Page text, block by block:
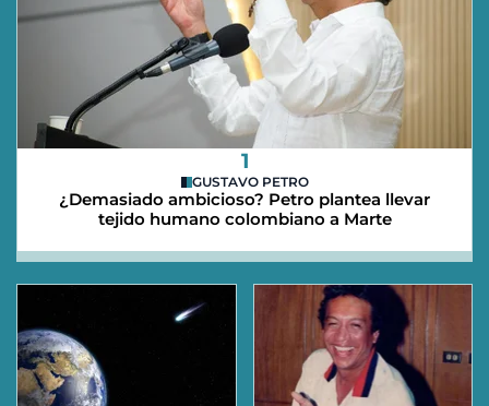
1
GUSTAVO PETRO
¿Demasiado ambicioso? Petro plantea llevar
tejido humano colombiano a Marte